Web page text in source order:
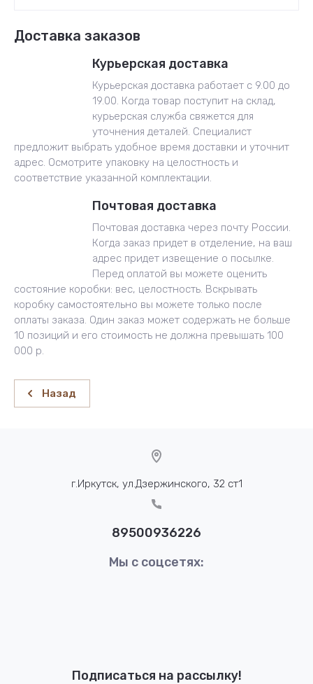
Доставка заказов
Курьерская доставка
Курьерская доставка работает с 9.00 до
19.00. Когда товар поступит на склад,
курьерская служба свяжется для
уточнения деталей. Специалист
предложит выбрать удобное время доставки и уточнит
адрес. Осмотрите упаковку на целостность и
соответствие указанной комплектации.
Почтовая доставка
Почтовая доставка через почту России.
Когда заказ придет в отделение, на ваш
адрес придет извещение о посылке.
Перед оплатой вы можете оценить
состояние коробки: вес, целостность. Вскрывать
коробку самостоятельно вы можете только после
оплаты заказа. Один заказ может содержать не больше
10 позиций и его стоимость не должна превышать 100
000 р.
Назад
г.Иркутск, ул.Дзержинского, 32 ст1
89500936226
Мы с соцсетях:
Подписаться на рассылку!